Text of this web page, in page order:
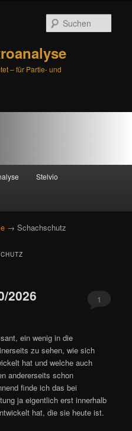
– für Partie- und
Stelvio
→ Schachschutz
2026 1
ein wenig in die
zu sehen, wie sich
hat und welche auch
andererseits schon
finde ich das bei
ja eigentlich erst innerhalb
hat, die sie heute ist.